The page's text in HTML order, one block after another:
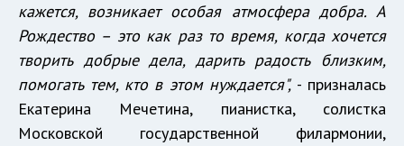
кажется, возникает особая атмосфера добра. А
Рождество – это как раз то время, когда хочется
творить добрые дела, дарить радость близким,
помогать тем, кто в этом нуждается",- призналась
Екатерина Мечетина, пианистка, солистка
Московской государственной филармонии,